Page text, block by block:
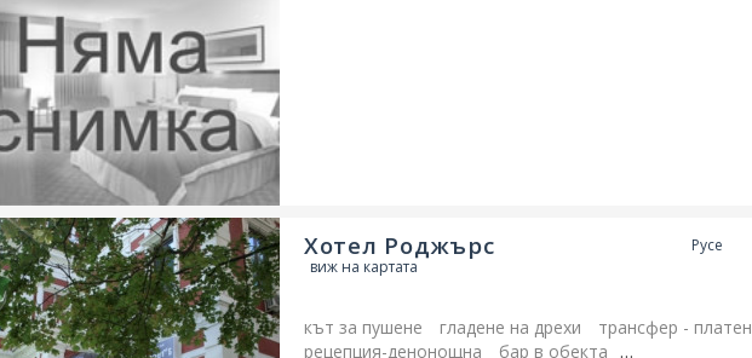
Хотел Роджърс
Русе
виж на картата
кът за пушене гладене на дрехи
трансфер - платен
рецепция-денонощна
бар в обекта